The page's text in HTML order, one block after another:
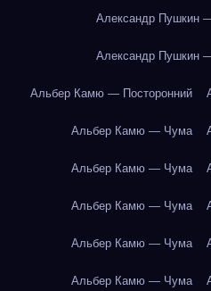
Александр Пушкин
Александр Пушкин
Альбер Камю — Посторонний
Альбер Камю — Чума
Альбер Камю — Чума
Альбер Камю — Чума
Альбер Камю — Чума
Альбер Камю — Чума